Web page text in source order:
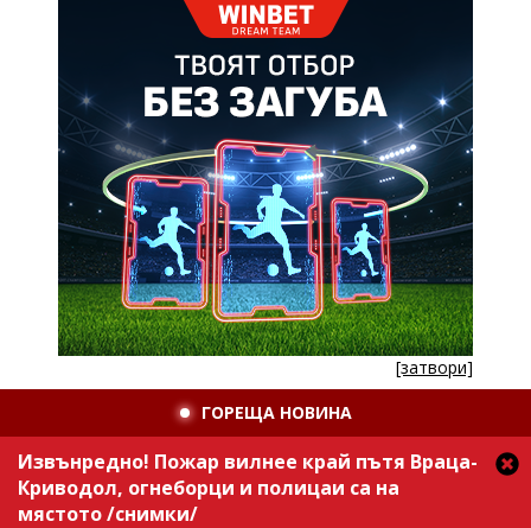
[затвори]
ГОРЕЩА НОВИНА
Извънредно! Пожар вилнее край пътя Враца-
Криводол, огнеборци и полицаи са на
мястото /снимки/